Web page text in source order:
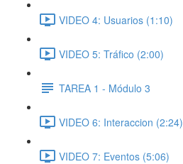
VIDEO 4: Usuarios (1:10)
VIDEO 5: Tráfico (2:00)
TAREA 1 - Módulo 3
VIDEO 6: Interaccion (2:24)
VIDEO 7: Eventos (5:06)